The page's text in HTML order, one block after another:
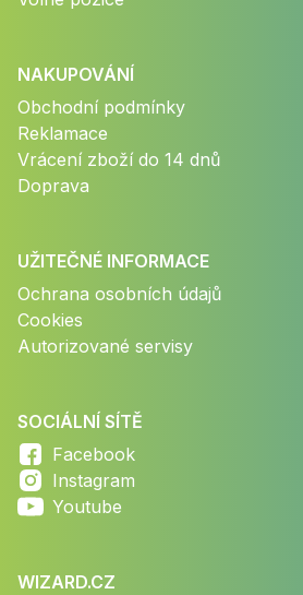
NAKUPOVÁNÍ
Obchodní podmínky
Reklamace
Vrácení zboží do 14 dnů
Doprava
UŽITEČNÉ INFORMACE
Ochrana osobních údajů
Cookies
Autorizované servisy
SOCIÁLNÍ SÍTĚ
Facebook
Instagram
Youtube
WIZARD.CZ